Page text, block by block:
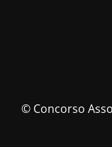
© Concorso